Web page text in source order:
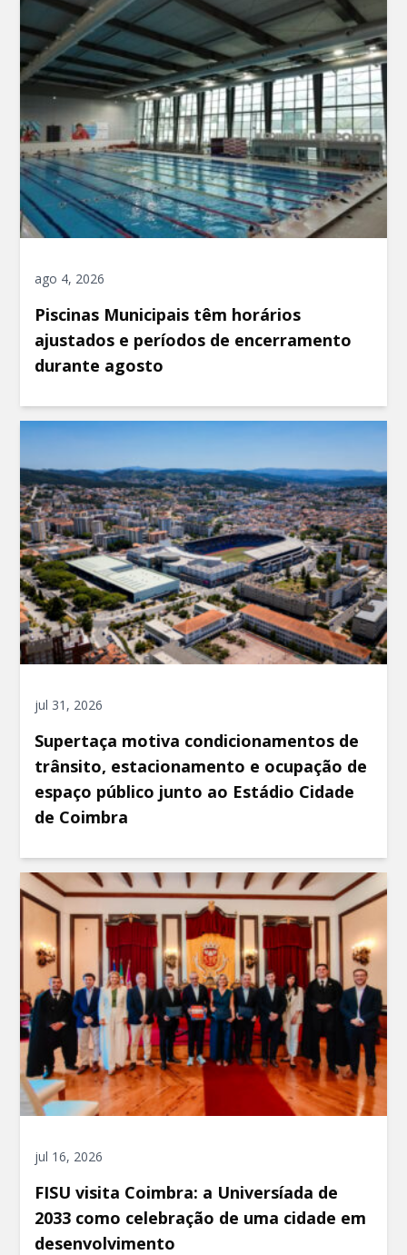
ago 4, 2026
Piscinas Municipais têm horários
ajustados e períodos de encerramento
durante agosto
jul 31, 2026
Supertaça motiva condicionamentos de
trânsito, estacionamento e ocupação de
espaço público junto ao Estádio Cidade
de Coimbra
jul 16, 2026
FISU visita Coimbra: a Universíada de
2033 como celebração de uma cidade em
desenvolvimento